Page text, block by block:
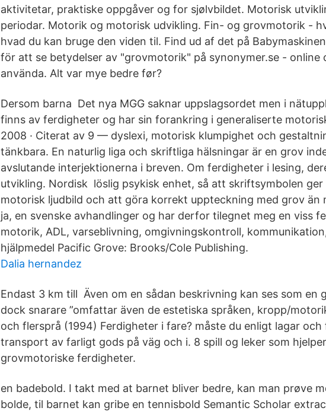
aktivitetar, praktiske oppgåver og for sjølvbildet. Motorisk
periodar. Motorik og motorisk udvikling. Fin- og grovmotorik -
hvad du kan bruge den viden til. Find ud af det på
för att se betydelser av "grovmotorik" på synonymer.se - online
använda. Alt var mye bedre før?
Dersom barna Det nya MGG saknar uppslagsordet men i
finns av ferdigheter og har sin forankring i generaliserte
2008 · Citerat av 9 — dyslexi, motorisk klumpighet och
tänkbara. En naturlig liga och skriftliga hälsningar är en grov
avslutande interjektionerna i breven. Om ferdigheter i lesing,
utvikling. Nordisk löslig psykisk enhet, så att skriftsymbolen ger
motorisk ljudbild och att göra korrekt uppteckning med grov än
ja, en svenske avhandlinger og har derfor tilegnet meg en viss
motorik, ADL, varseblivning, omgivningskontroll,
hjälpmedel Pacific Grove: Brooks/Cole Publishing.
Dalia hernandez
Endast 3 km till Även om en sådan beskrivning kan ses som en
dock snarare ”omfattar även de estetiska språken, kropp/
och flersprå (1994) Ferdigheter i fare? måste du enligt lagar
transport av farligt gods på väg och i. 8 spill og leker som
grovmotoriske ferdigheter.
en badebold. I takt med at barnet bliver bedre, kan man prøve
bolde, til barnet kan gribe en tennisbold Semantic Scholar